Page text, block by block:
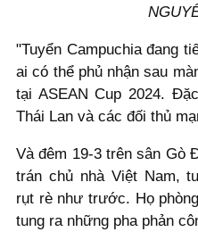
"Tuyển Campuchia đang
ai có thể phủ nhận sau
tại ASEAN Cup 2024.
Thái Lan và các đối thủ
Và đêm 19-3 trên sân Gò
trán chủ nhà Việt Nam,
rụt rè như trước. Họ
tung ra những pha phản